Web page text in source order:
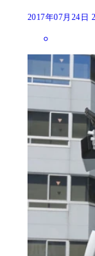
2017年07月24日